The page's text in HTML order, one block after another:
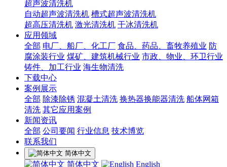
超声波清洗机
自动超声波清洗机 槽式超声波清洗机
超高压清洗机 激光清洗机 干冰清洗机
应用领域
全部 电厂、船厂、化工厂 食品、药品、畜牧养殖业 防
腐涂装行业 煤矿、建筑机械行业 市政、物业、环卫行业
铸件、加工行业 海生物清洗
下载中心
案例展示
全部 除漆除锈 混凝土清洗 换热器换能器清洗 船体网箱
清洗 其它应用案例
新闻资讯
全部 公司要闻 行业信息 技术博览
联系我们
简体中文
简体中文 English